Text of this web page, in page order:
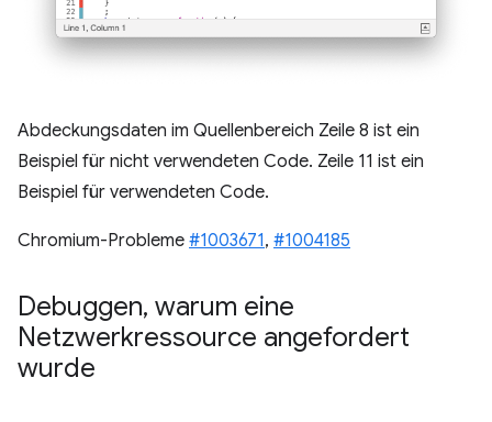
Abdeckungsdaten im Quellenbereich Zeile 8 ist ein
Beispiel für nicht verwendeten Code. Zeile 11 ist ein
Beispiel für verwendeten Code.
Chromium-Probleme #1003671, #1004185
Debuggen, warum eine
Netzwerkressource angefordert
wurde